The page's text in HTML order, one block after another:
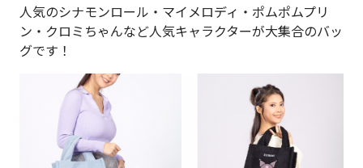
人気のシナモンロール・マイメロディ・ポムポムプリ
ン・クロミちゃんなど人気キャラクターが大集合のバッ
グです！